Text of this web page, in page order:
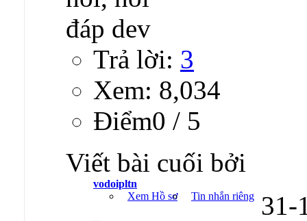
Trả lời: 3
Xem: 8,034
Ðiểm0 / 5
Viết bài cuối bởi
vodoipltn
Xem Hồ sơ
Tin nhắn riêng 31-